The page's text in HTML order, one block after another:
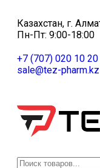
Казахстан, г.
Пн-Пт: 9:00-18:00
+7 (707) 020 10 20
sale@tez-pharm.kz